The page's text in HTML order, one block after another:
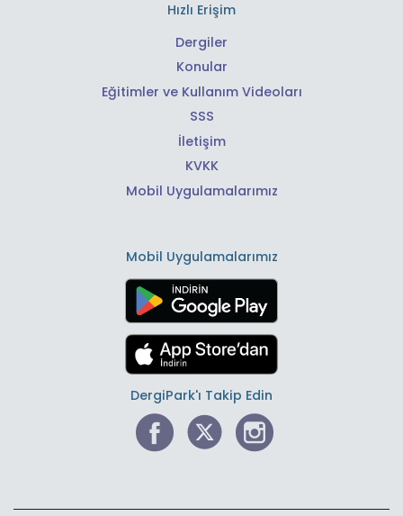
Hızlı Erişim
Dergiler
Konular
Eğitimler ve Kullanım Videoları
SSS
İletişim
KVKK
Mobil Uygulamalarımız
Mobil Uygulamalarımız
DergiPark'ı Takip Edin